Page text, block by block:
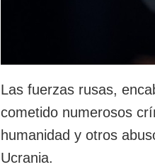
Las fuerzas rusas,
cometido numerosos
humanidad y otros
Ucrania.